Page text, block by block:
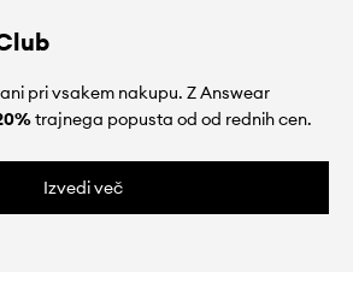
pri vsakem nakupu. Z Answear
trajnega popusta od od rednih cen.
Izvedi več